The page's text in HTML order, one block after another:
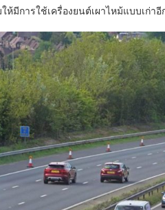
ให้มีการใช้เครื่องยนต์เผาไหม้แบบเก่าอี